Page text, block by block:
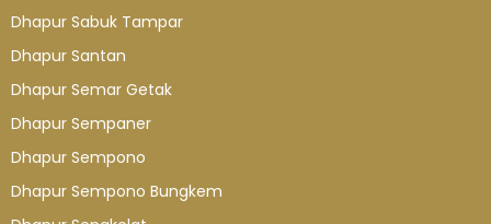
Dhapur Sabuk Tampar
Dhapur Santan
Dhapur Semar Getak
Dhapur Sempaner
Dhapur Sempono
Dhapur Sempono Bungkem